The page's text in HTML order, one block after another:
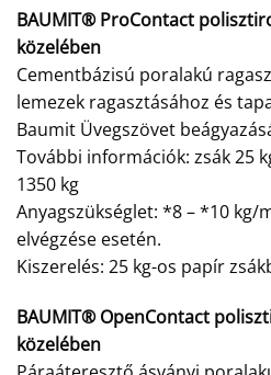
BAUMIT® ProContact
közelében
Cementbázisú poralakú
lemezek ragasztásához és
Baumit Üvegszövet
További információk: zsák 25
1350 kg
Anyagszükséglet: *8 – *10 kg/
elvégzése esetén.
Kiszerelés: 25 kg-os papír
BAUMIT® OpenContact
közelében